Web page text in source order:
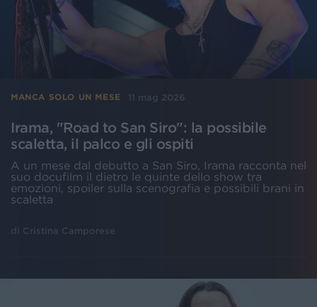
MANCA SOLO UN MESE 11 mag 2026
Irama, "Road to San Siro": la possibile
scaletta, il palco e gli ospiti
A un mese dal debutto a San Siro, Irama racconta nel
suo docufilm il dietro le quinte dello show tra
emozioni, spoiler sulla scenografia e possibili brani in
scaletta
di Cristina Camporese